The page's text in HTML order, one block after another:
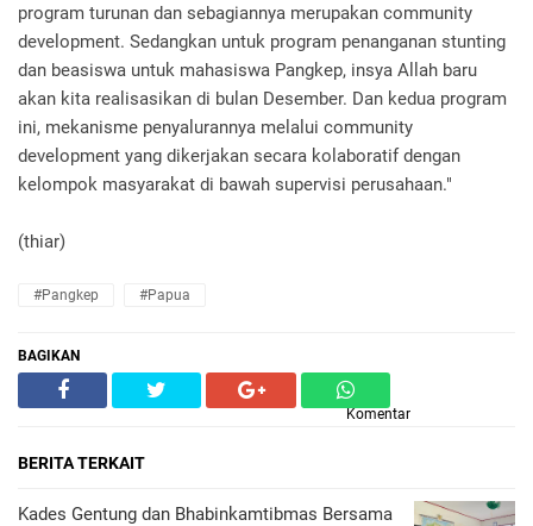
program turunan dan sebagiannya merupakan community
development. Sedangkan untuk program penanganan stunting
dan beasiswa untuk mahasiswa Pangkep, insya Allah baru
akan kita realisasikan di bulan Desember. Dan kedua program
ini, mekanisme penyalurannya melalui community
development yang dikerjakan secara kolaboratif dengan
kelompok masyarakat di bawah supervisi perusahaan."
(thiar)
#Pangkep #Papua
BAGIKAN
Komentar
BERITA TERKAIT
Kades Gentung dan Bhabinkamtibmas Bersama